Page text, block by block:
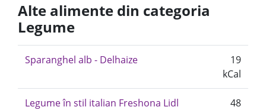
Alte alimente din categoria
Legume
Sparanghel alb - Delhaize
19
kCal
Legume în stil italian Freshona Lidl
48